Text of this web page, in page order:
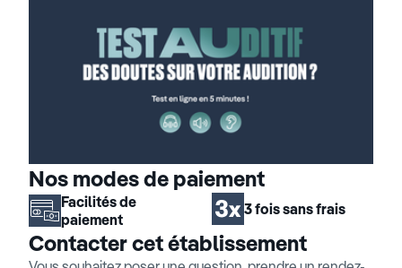
Nos modes de paiement
Facilités de
paiement
3 fois sans frais
Contacter cet établissement